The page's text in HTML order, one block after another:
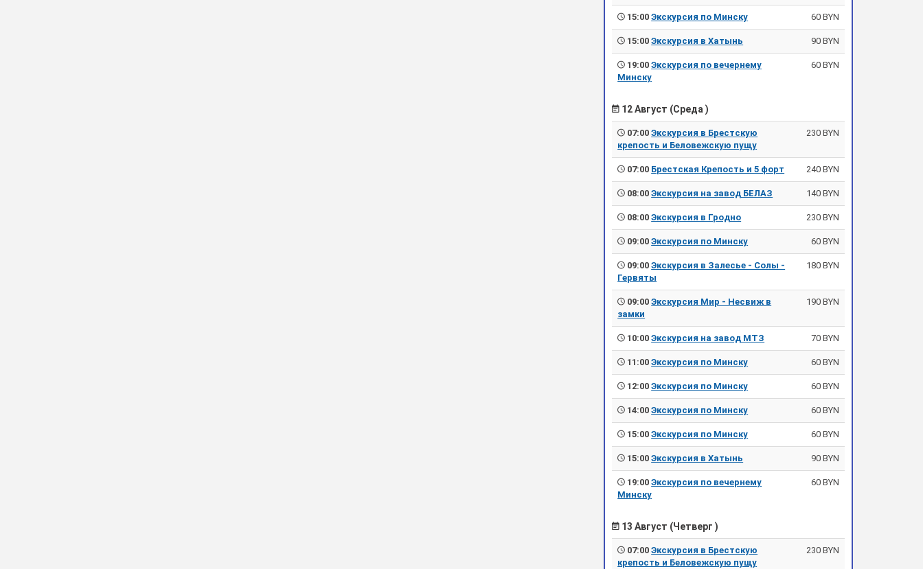
15:00Экскурсия по Минску 60 BYN
15:00Экскурсия в Хатынь 90 BYN
19:00Экскурсия по вечернему
Минску
60 BYN
12 Август (Среда )
07:00Экскурсия в Брестскую
крепость и Беловежскую пущу
230 BYN
07:00 Брестская Крепость и 5 форт 240 BYN
08:00Экскурсия на завод БЕЛАЗ 140 BYN
08:00Экскурсия в Гродно 230 BYN
09:00Экскурсия по Минску 60 BYN
09:00Экскурсия в Залесье - Солы -
Гервяты
180 BYN
09:00Экскурсия Мир - Несвиж в
замки
190 BYN
10:00Экскурсия на завод МТЗ 70 BYN
11:00Экскурсия по Минску 60 BYN
12:00Экскурсия по Минску 60 BYN
14:00Экскурсия по Минску 60 BYN
15:00Экскурсия по Минску 60 BYN
15:00Экскурсия в Хатынь 90 BYN
19:00Экскурсия по вечернему
Минску
60 BYN
13 Август (Четверг )
07:00Экскурсия в Брестскую
крепость и Беловежскую пущу
230 BYN